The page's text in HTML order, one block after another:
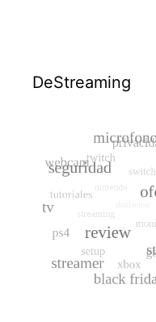
DeStreaming